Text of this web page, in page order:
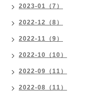
2023-01（7）
2022-12（8）
2022-11（9）
2022-10（10）
2022-09（11）
2022-08（11）